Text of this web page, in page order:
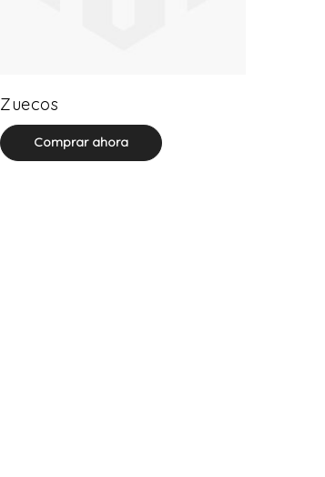
Zuecos
Comprar ahora